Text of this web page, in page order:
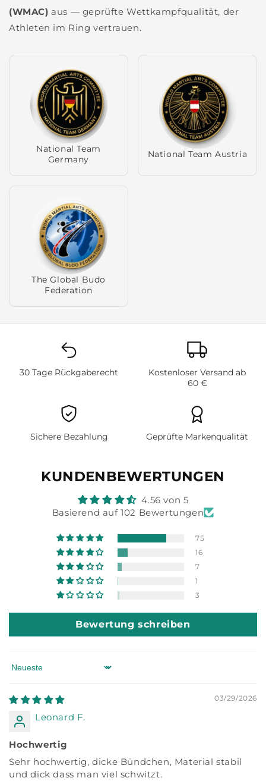
(WMAC) aus — geprüfte Wettkampfqualität, der
Athleten im Ring vertrauen.
National Team
Germany
National Team Austria
The Global Budo
Federation
30 Tage Rückgaberecht
Kostenloser Versand ab
60 €
Sichere Bezahlung Geprüfte Markenqualität
KUNDENBEWERTUNGEN
4.56 von 5
Basierend auf 102 Bewertungen
75
16
7
1
3
Bewertung schreiben
Sort by
03/29/2026
Leonard F.
Hochwertig
Sehr hochwertig, dicke Bündchen, Material stabil
und dick dass man viel schwitzt.